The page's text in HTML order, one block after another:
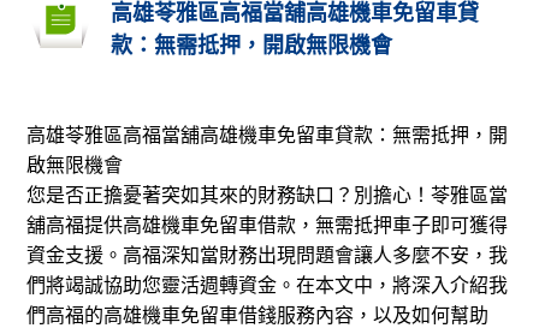
高雄苓雅區高福當舖高雄機車免留車貸
款：無需抵押，開啟無限機會
高雄苓雅區高福當舖高雄機車免留車貸款：無需抵押，開
啟無限機會
您是否正擔憂著突如其來的財務缺口？別擔心！苓雅區當
舖高福提供高雄機車免留車借款，無需抵押車子即可獲得
資金支援。高福深知當財務出現問題會讓人多麼不安，我
們將竭誠協助您靈活週轉資金。在本文中，將深入介紹我
們高福的高雄機車免留車借錢服務內容，以及如何幫助